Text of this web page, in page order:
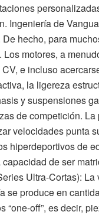
Ingeniería de
hecho, para
motores, a
e incluso
la ligereza
y suspensiones
de competición.
velocidades punta
hiperdeportivos de
de ser
Ultra-Cortas):
produce en
off”, es decir,